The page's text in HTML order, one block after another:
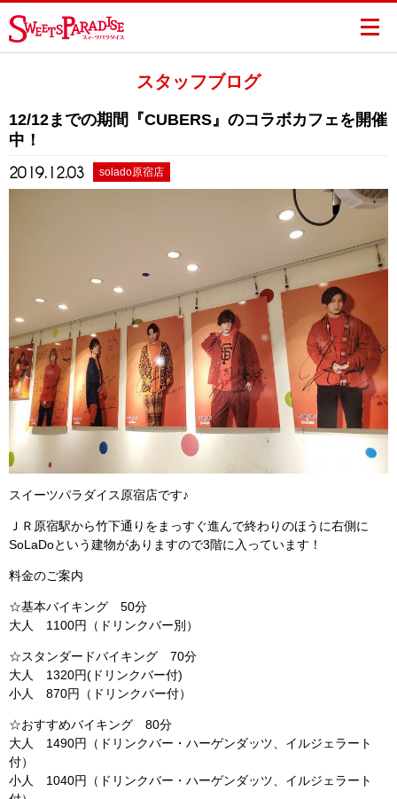
スタッフブログ
12/12までの期間『CUBERS』のコラボカフェを開催
中！
2019.12.03 solado原宿店
スイーツパラダイス原宿店です♪
ＪＲ原宿駅から竹下通りをまっすぐ進んで終わりのほうに右側に
SoLaDoという建物がありますので3階に入っています！
料金のご案内
☆基本バイキング 50分
大人 1100円（ドリンクバー別）
☆スタンダードバイキング 70分
大人 1320円(ドリンクバー付)
小人 870円（ドリンクバー付）
☆おすすめバイキング 80分
大人 1490円（ドリンクバー・ハーゲンダッツ、イルジェラート
付）
小人 1040円（ドリンクバー・ハーゲンダッツ、イルジェラート